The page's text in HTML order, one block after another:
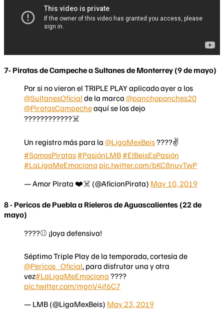
7- Piratas de Campeche a Sultanes de Monterrey (9 de mayo)
Por si no vieron el TRIPLE PLAY aplicado ayer a los
@SultanesOficial de la marca @panchoponches20
@PiratasCampecheaquí se los dejo
????????????‍☠️
Un registro más para la @LigaMexBeis????✌️
#SomosPiratas #PasiónLMB #ElBeisEsPasión
#LaLigaMeEmociona pic.twitter.com/bKC8nuvTwP
— Amor Pirata ❤️☠️ (@AficionPirata) May 10, 2019
8 - Pericos de Puebla a Rieleros de Aguascalientes (22 de
mayo)
????⚾ ¡Joya defensiva!
Séptimo Triple Play de la temporada, cortesía de
@Pericos_Oficial, para disfrutar una y otra
vez#LaLigaMeEmociona ????
pic.twitter.com/mgnV4jf6C7
— LMB (@LigaMexBeis) May 23, 2019